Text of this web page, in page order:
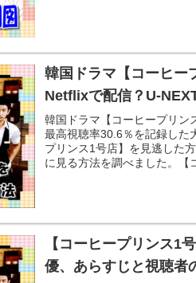
韓国ドラマ【コーヒー
Netflixで配信？U-
韓国ドラマ【コーヒープリン
最高視聴率30.6％を記録した
プリンス1号店】を見逃した
に見る方法を調べました。【
【コーヒープリンス1
優、あらすじと視聴者